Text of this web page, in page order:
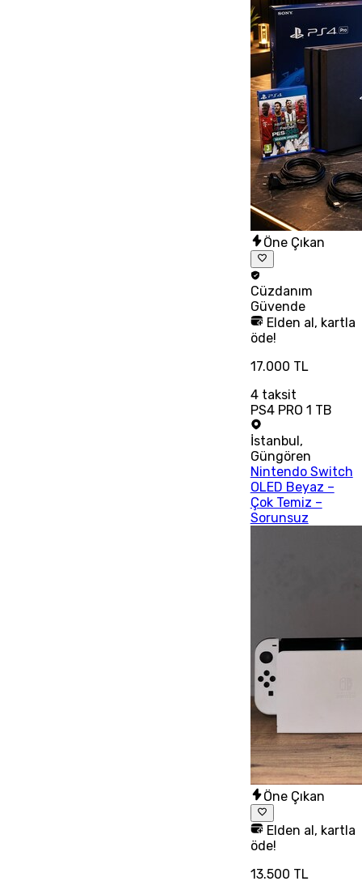
Öne Çıkan
Cüzdanım
Güvende
Elden al, kartla
öde!
17.000 TL
4taksit
PS4 PRO 1 TB
İstanbul,
Güngören
Nintendo Switch
OLED Beyaz –
Çok Temiz –
Sorunsuz
Öne Çıkan
Elden al, kartla
öde!
13.500 TL